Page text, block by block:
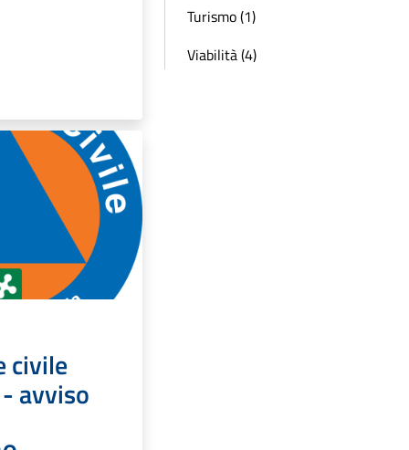
civile
avviso
Turismo (1)
Viabilità (4)